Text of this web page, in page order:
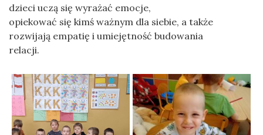
dzieci uczą się wyrażać emocje,
opiekować się kimś ważnym dla siebie, a także
rozwijają empatię i umiejętność budowania
relacji.